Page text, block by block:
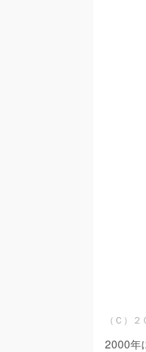
（Ｃ）
2000年